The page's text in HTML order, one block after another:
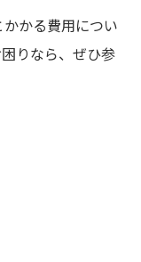
かる費用につい
りなら、ぜひ参